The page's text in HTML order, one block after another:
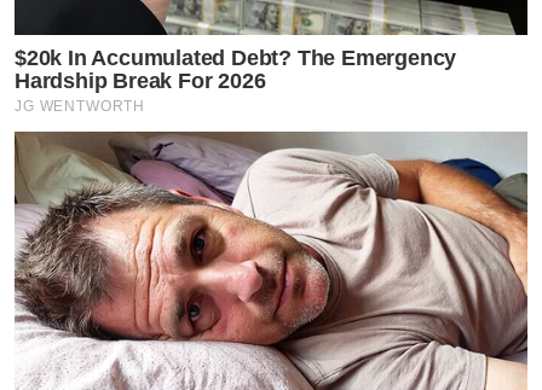
$20k In Accumulated Debt? The Emergency
Hardship Break For 2026
JG WENTWORTH